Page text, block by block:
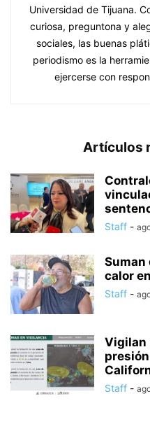
Universidad de Tijuana.
curiosa, preguntona y
sociales, las buenas
periodismo es la
ejercerse con
Artículos
Staff -
Suman
calor
Staff -
Vigilan
Staff -